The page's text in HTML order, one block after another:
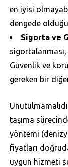
en iyisi
dengede
Sigorta ve
Güvenlik ve
gereken bir
taşıma
yöntemi
fiyatları
uygun hizmeti